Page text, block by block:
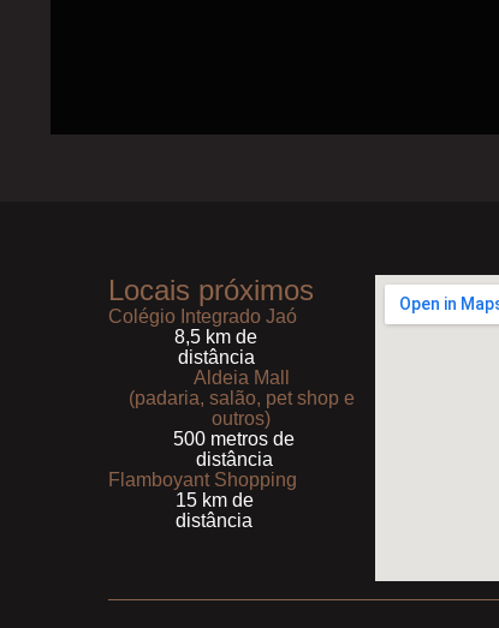
Locais próximos
Colégio Integrado Jaó
8,5 km de
distância
Aldeia Mall
(padaria, salão, pet shop e
outros)
500 metros de
distância
Flamboyant Shopping
15 km de
distância